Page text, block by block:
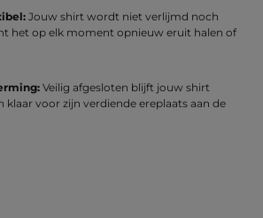
Jouw shirt wordt niet verlijmd noch
het op elk moment opnieuw eruit halen of
Veilig afgesloten blijft jouw shirt
klaar voor zijn verdiende ereplaats aan de